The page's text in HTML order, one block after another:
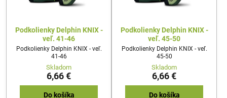
Podkolienky Delphin KNIX -
veľ. 41-46
Podkolienky Delphin KNIX - veľ.
41-46
Skladom
6,66 €
Do košíka
Podkolienky Delphin KNIX -
veľ. 45-50
Podkolienky Delphin KNIX - veľ.
45-50
Skladom
6,66 €
Do košíka